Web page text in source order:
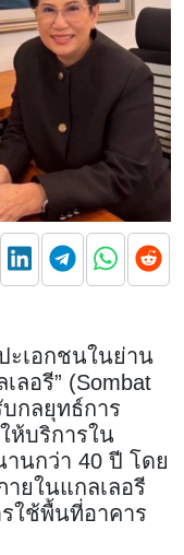
ะเอกชนในย่าน
ลอรี” (Sombat
บกลยุทธ์การ
ห้บริการใน
นกว่า 40 ปี โดย
ยในแกลเลอรี
ใช้พื้นที่อาคาร